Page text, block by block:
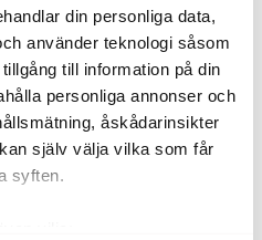
din personliga data,
använder teknologi såsom
till information på din
personliga annonser och
åskådarinsikter
själv välja vilka som får
syften.
Bjørklund
Amitto osthyvel
universal röd
209 kr 279 kr
I lager
Like
99 kr